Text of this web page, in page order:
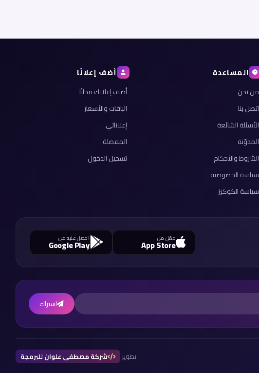
المساعدة
من نحن
اتصل بنا
الأسئلة الشائعة
المدوّنة
الشروط والأحكام
سياسة الخصوصية
سياسة الكوكيز
أضف إعلانًا
أضف إعلانك مجانًا
الباقات والأسعار
إعلاناتي
المفضلة
تسجيل الدخول
حمّل من
App Store احصل عليه من
Google Play
اشتراك
تطوير شركة مصطفى علوان للبرمجة